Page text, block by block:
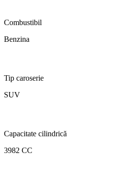
Combustibil
Benzina
Tip caroserie
SUV
Capacitate cilindrică
3982 CC